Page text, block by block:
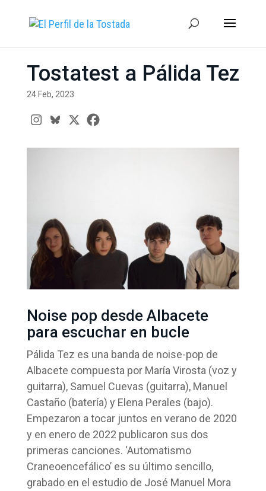
Tostatest a Pálida Tez
24 Feb, 2023
Noise pop desde Albacete
para escuchar en bucle
Pálida Tez es una banda de noise-pop de
Albacete compuesta por María Virosta (voz y
guitarra), Samuel Cuevas (guitarra), Manuel
Castaño (batería) y Elena Perales (bajo).
Empezaron a tocar juntos en verano de 2020
y en enero de 2022 publicaron sus dos
primeras canciones. ‘Automatismo
Craneoencefálico’ es su último sencillo,
grabado en el estudio de José Manuel Mora